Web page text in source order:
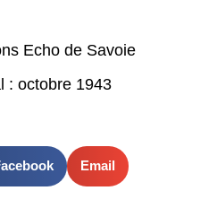
Echo de Savoie
: octobre 1943
Email